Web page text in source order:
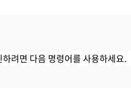
려면 다음 명령어를 사용하세요.